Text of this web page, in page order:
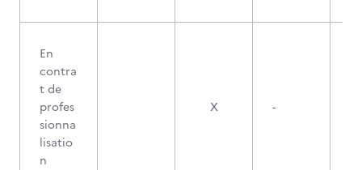
En
contra
t de
profes
sionna
lisatio
n
X -